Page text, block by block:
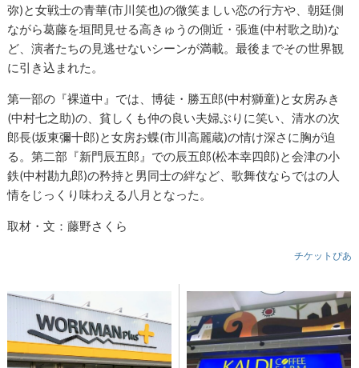
弥)と女戦士の青華(市川笑也)の微笑ましい恋の行方や、朝廷側
ながら葛藤を垣間見せる高きゅうの側近・張進(中村歌之助)な
ど、演者たちの見逃せないシーンが満載。最後までその世界観
に引き込まれた。
第一部の『裸道中』では、博徒・勝五郎(中村獅童)と女房みき
(中村七之助)の、貧しくも仲の良い夫婦ぶりに笑い、清水の次
郎長(坂東彌十郎)と女房お蝶(市川高麗蔵)の情け深さに胸が迫
る。第二部『新門辰五郎』での辰五郎(松本幸四郎)と会津の小
鉄(中村勘九郎)の矜持と男同士の絆など、歌舞伎ならではの人
情をじっくり味わえる八月となった。
取材・文：藤野さくら
チケットぴあ